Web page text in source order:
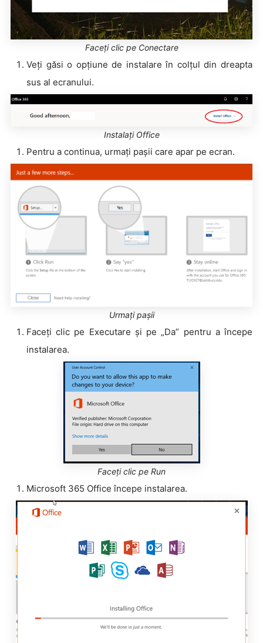
Faceți clic pe Conectare
Veți găsi o opțiune de instalare în colțul din dreapta
sus al ecranului.
Instalați Office
Pentru a continua, urmați pașii care apar pe ecran.
Urmați pașii
Faceți clic pe Executare și pe „Da” pentru a începe
instalarea.
Faceți clic pe Run
Microsoft 365 Office începe instalarea.